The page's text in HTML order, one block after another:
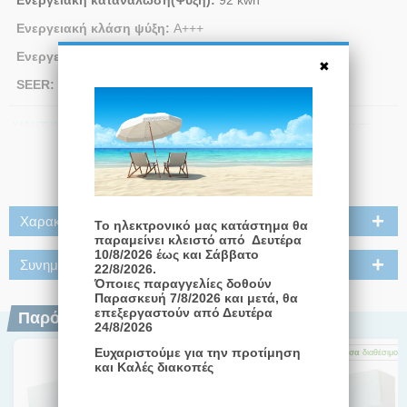
Ενεργειακή κλάση ψύξη: Α+++
Ενεργειακή κλάση Θέρμανση:
SEER:
Διαβάστε Περισσότερα
Χαρακτηριστικά
Συνημμένα
Παρόμοια Προϊόντα
διαθέσιμο Άμεσα διαθέσιμο Άμεσα διαθέσιμο
Το ηλεκτρονικό μας κατάστημα θα
παραμείνει κλειστό από Δευτέρα
10/8/2026 έως και Σάββατο
22/8/2026.
Όποιες παραγγελίες δοθούν
Παρασκευή 7/8/2026 και μετά, θα
επεξεργαστούν από Δευτέρα
24/8/2026
Ευχαριστούμε για την προτίμηση
και Καλές διακοπές